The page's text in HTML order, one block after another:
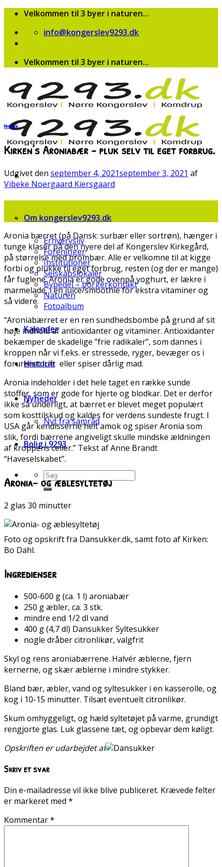
Skip
content
Velkommen til 3 byer i naturen...
info@kongerslev9293.dk
Velkommen til 3 byer i naturen...
Om kongerslev9293.dk
Erhvervsliv
Foreninger
Institutioner
Selskabslokaler
Bypedel – borgerkontakt
Naturen
Fotoalbum
Kalender
Historie
Nyheder
Nyt fra samråd
Bolig i 9293
Nyheder
Kirken’s Aroniabær – pluk selv til eget forbrug.
Udgivet den september 4, 2021september 3, 2021 af
Vibeke Noergaard Kiersgaard
sep
Aronia bærret (på Dansk: surbær eller sortrøn), hænger i
tunge klaser på den nyere del af Kongerslev Kirkegård,
på størrelse med brombær. Alle er velkomne til at kigge
forbi og plukke til eget forbrug, resten (og der er mange)
får fuglene. Aronia er gode ovenpå yoghurt, er lækre i
marmelade, i en juice/smoothie for ekstra vitaminer og
så videre.
“Aroniabærret er en ren sundhedsbombe på grund af sit
høje indhold af antioxidanter og vitaminer. Antioxidanter
bekæmper de skadelige ”frie radikaler”, som dannes i
kroppen når vi f.eks. er stressede, ryger, bevæger os i
forurenet luft eller spiser dårlig mad.
Aronia indeholder i det hele taget en række sunde
stoffer, som er gode for hjerte og blodkar. Det er derfor
ikke så underligt, at bærret er blevet meget populært
som kosttilskud og kaldes for verdens sundeste frugt. I
USA går kendisserne helt amok og spiser Aronia som
slik, fordi bærrene angiveligt skulle mindske ældningen
af kroppens celler.” Tekst af Anne Brandt
“Haveselskabet”.
Aronia- og æblesyltetøj
2 glas 30 minutter
Foto og opskrift fra Dansukker.dk, samt foto af Kirken:
Bo Dahl.
Ingredienser
500-600 g (ca. 1 l) aroniabær
250 g æbler, ca. 3 stk.
mindre end 1/2 dl vand
400 g (4,7 dl) Dansukker Syltesukker
nogle dråber citronlikør, valgfrit
Skyl og rens aroniabærrene. Halvér æblerne, fjern
kernerne, og skær æblerne i mindre stykker.
Bland bær, æbler, vand og syltesukker i en kasserolle, og
kog i 10-15 minutter. Tilsæt eventuelt citronlikør.
Skum omhyggeligt, og hæld syltetøjet på varme, grundigt
rengjorte glas. Luk glassene tæt, og opbevar dem køligt.
Opskriften er udarbejdet af
Skriv et svar
Din e-mailadresse vil ikke blive publiceret. Krævede felter
er markeret med *
Kommentar*